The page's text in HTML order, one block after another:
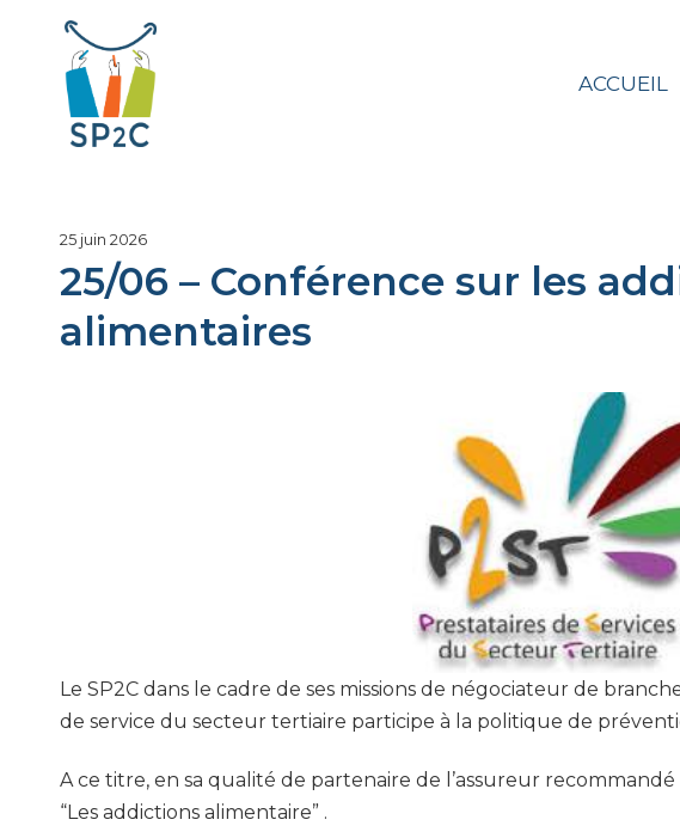
contenu
ACCUEIL
25 juin 20261
juillet
2026
25/06 – Conférence sur les
alimentaires
Le SP2C dans le cadre de ses missions de négociateur de
de service du secteur tertiaire participe à la politique de
A ce titre, en sa qualité de partenaire de l’assureur recommandé
“Les addictions alimentaire” .